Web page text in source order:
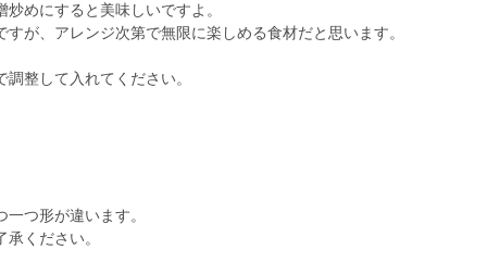
めにすると美味しいですよ。
が、アレンジ次第で無限に楽しめる食材だと思います。
整して入れてください。
つ形が違います。
ください。